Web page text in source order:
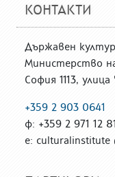
КОНТАКТИ
Държавен
Министерство
София 1113,
+359 2 903 0641
ф: +359 2 971 12 81
е: culturalinstitute